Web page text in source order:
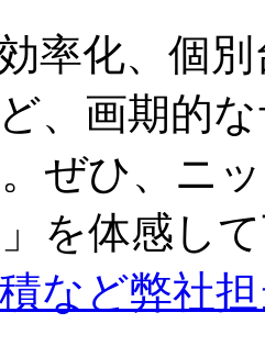
率化、個
、画期的
ぜひ、ニ
を体感し
など弊社